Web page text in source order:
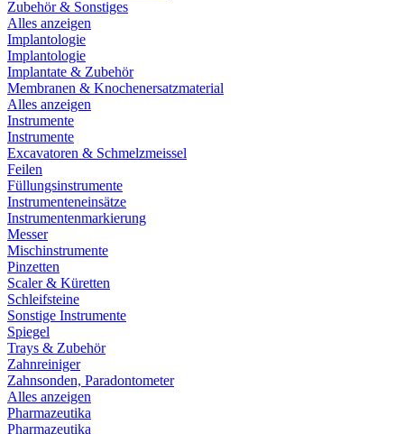
Zubehör & Sonstiges
Alles anzeigen
Implantologie
Implantologie
Implantate & Zubehör
Membranen & Knochenersatzmaterial
Alles anzeigen
Instrumente
Instrumente
Excavatoren & Schmelzmeissel
Feilen
Füllungsinstrumente
Instrumenteneinsätze
Instrumentenmarkierung
Messer
Mischinstrumente
Pinzetten
Scaler & Küretten
Schleifsteine
Sonstige Instrumente
Spiegel
Trays & Zubehör
Zahnreiniger
Zahnsonden, Paradontometer
Alles anzeigen
Pharmazeutika
Pharmazeutika